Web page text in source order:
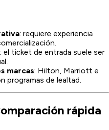
: requiere experiencia
: el ticket de entrada suele ser
marcas: Hilton, Marriott e
programas de lealtad.
rápida